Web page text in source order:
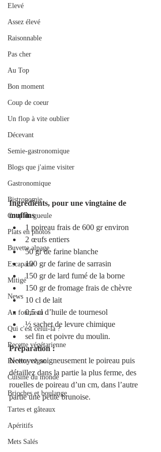
Elevé
Assez élevé
Raisonnable
Pas cher
Au Top
Bon moment
Coup de coeur
Un flop à vite oublier
Décevant
Semie-gastronomique
Blogs que j'aime visiter
Gastronomique
Bistronomie
Coup de gueule
Plats en photos
Buvette alpage
Escapade
Mitigé
News
Au fourneau
Qui c'est celui-là ?
Recette végétarienne
Recette végan
Cuisine du monde
Brioches et boulange
Tartes et gâteaux
Apéritifs
Mets Salés
Ingrédients, pour une vingtaine de
muffins
1 poireau frais de 600 gr environ
2 œufs entiers
50 gr de farine blanche
100 gr de farine de sarrasin
150 gr de lard fumé de la borne
150 gr de fromage frais de chèvre
10 cl de lait
0,5 cl d’huile de tournesol
½ sachet de levure chimique
sel fin et poivre du moulin.
Préparation :
Nettoyez soigneusement le poireau puis
détaillez dans la partie la plus ferme, des
rouelles de poireau d’un cm, dans l’autre
partie une petite brunoise.